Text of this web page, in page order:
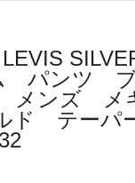
パンツ
メンズ メ
ド テーパ